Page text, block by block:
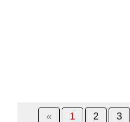
« 1 2 3